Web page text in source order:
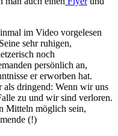
im Video vorgelesen
sehr ruhigen,
noch
persönlich an,
er erworben hat.
als dringend: Wenn wir uns
zu und wir sind verloren.
Mitteln möglich sein,
(!)